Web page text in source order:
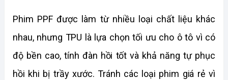
Phim PPF được làm từ nhiều loại chất liệu khác
nhau, nhưng TPU là lựa chọn tối ưu cho ô tô vì có
độ bền cao, tính đàn hồi tốt và khả năng tự phục
hồi khi bị trầy xước. Tránh các loại phim giá rẻ vì